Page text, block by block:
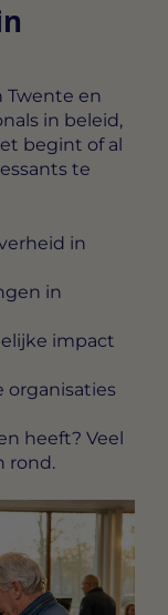
Twente en
in beleid,
begint of al
te
in
in
impact
organisaties
heeft? Veel
rond.